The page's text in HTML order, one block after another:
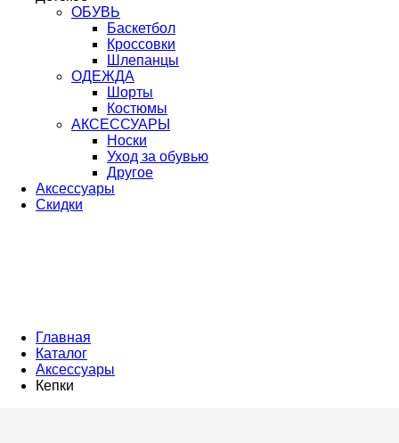
ОБУВЬ
Баскетбол
Кроссовки
Шлепанцы
ОДЕЖДА
Шорты
Костюмы
АКСЕССУАРЫ
Носки
Уход за обувью
Другое
Аксессуары
Скидки
Главная
Каталог
Аксессуары
Кепки